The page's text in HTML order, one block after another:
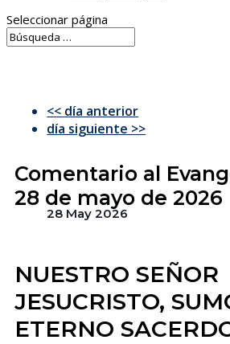
Seleccionar página
<< día anterior
día siguiente >>
Comentario al
28 de mayo de 2026
28 May 2026
NUESTRO SEÑOR
JESUCRISTO,
ETERNO